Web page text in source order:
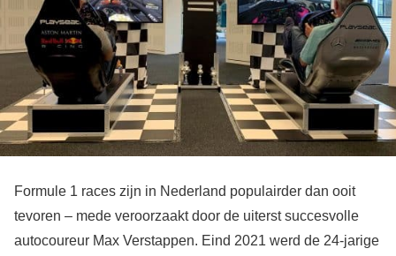
Formule 1 races zijn in Nederland populairder dan ooit
tevoren – mede veroorzaakt door de uiterst succesvolle
autocoureur Max Verstappen. Eind 2021 werd de 24-jarige